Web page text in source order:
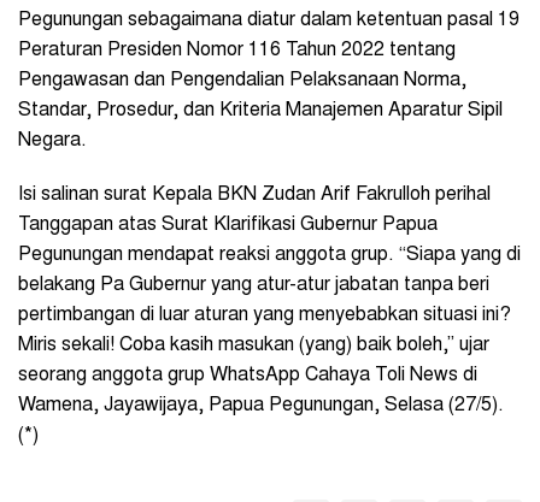
Pegunungan sebagaimana diatur dalam ketentuan pasal 19
Peraturan Presiden Nomor 116 Tahun 2022 tentang
Pengawasan dan Pengendalian Pelaksanaan Norma,
Standar, Prosedur, dan Kriteria Manajemen Aparatur Sipil
Negara.
Isi salinan surat Kepala BKN Zudan Arif Fakrulloh perihal
Tanggapan atas Surat Klarifikasi Gubernur Papua
Pegunungan mendapat reaksi anggota grup. “Siapa yang di
belakang Pa Gubernur yang atur-atur jabatan tanpa beri
pertimbangan di luar aturan yang menyebabkan situasi ini?
Miris sekali! Coba kasih masukan (yang) baik boleh,” ujar
seorang anggota grup WhatsApp Cahaya Toli News di
Wamena, Jayawijaya, Papua Pegunungan, Selasa (27/5).
(*)